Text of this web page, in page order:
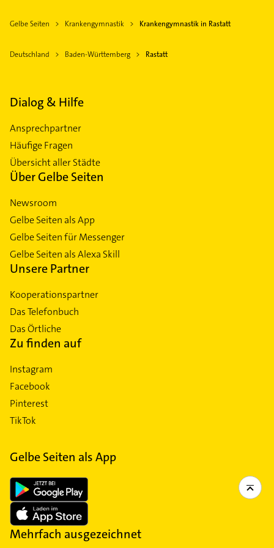
Gelbe Seiten Krankengymnastik Krankengymnastik in Rastatt
Deutschland Baden-Württemberg Rastatt
Dialog & Hilfe
Ansprechpartner
Häufige Fragen
Übersicht aller Städte
Über Gelbe Seiten
Newsroom
Gelbe Seiten als App
Gelbe Seiten für Messenger
Gelbe Seiten als Alexa Skill
Unsere Partner
Kooperationspartner
Das Telefonbuch
Das Örtliche
Zu finden auf
Instagram
Facebook
Pinterest
TikTok
Gelbe Seiten als App
Mehrfach ausgezeichnet